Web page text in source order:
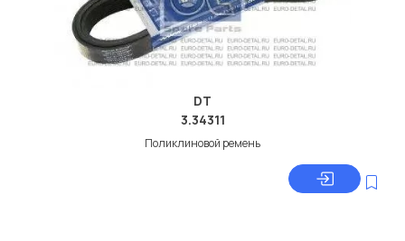
DT
3.34311
Поликлиновой ремень